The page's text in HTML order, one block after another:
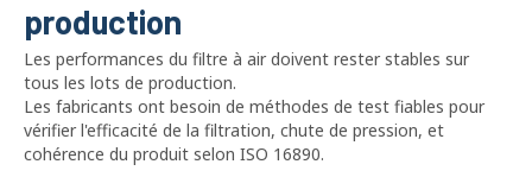
production
Les performances du filtre à air doivent rester stables sur
tous les lots de production.
Les fabricants ont besoin de méthodes de test fiables pour
vérifier l'efficacité de la filtration, chute de pression, et
cohérence du produit selon ISO 16890.